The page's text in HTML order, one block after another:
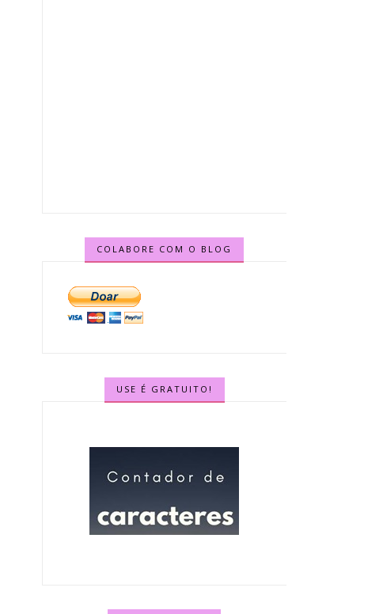
COLABORE COM O BLOG
USE É GRATUITO!